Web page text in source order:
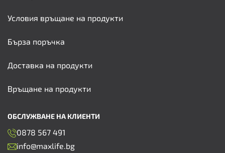
Условия връщане на продукти
Бърза поръчка
Доставка на продукти
Връщане на продукти
ОБСЛУЖВАНЕ НА КЛИЕНТИ
0878 567 491
info@maxlife.bg